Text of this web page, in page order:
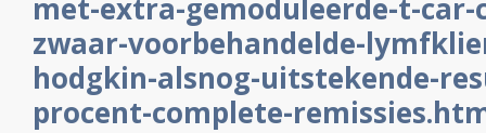
met-extra-gemoduleerde-t-
zwaar-voorbehandelde-
hodgkin-alsnog-uitstekende-
procent-complete-